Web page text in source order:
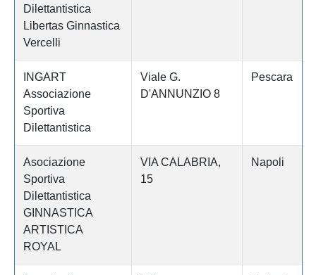
Dilettantistica
Libertas Ginnastica
Vercelli
INGART
Associazione
Sportiva
Dilettantistica
Viale G.
D'ANNUNZIO 8
Pescara
Asociazione
Sportiva
Dilettantistica
GINNASTICA
ARTISTICA
ROYAL
VIA CALABRIA,
15
Napoli